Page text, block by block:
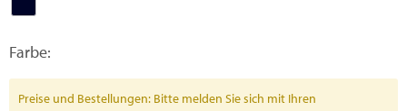
Farbe:
Preise und Bestellungen: Bitte melden Sie sich mit Ihren